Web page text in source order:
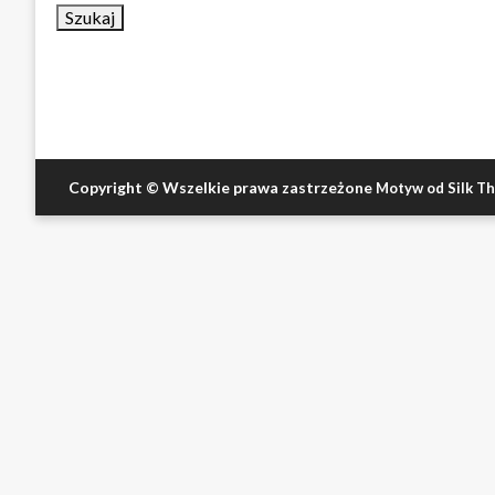
Copyright © Wszelkie prawa zastrzeżone Motyw od Silk